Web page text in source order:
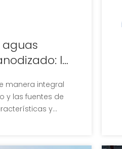
la
manera integral
y las fuentes de
y
la